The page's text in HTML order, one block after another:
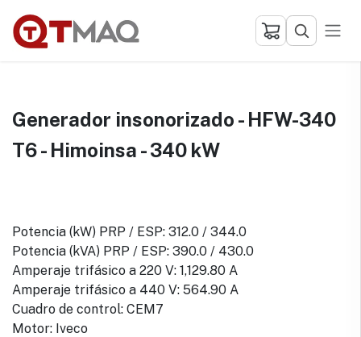
Generador insonorizado - HFW-340
T6 - Himoinsa - 340 kW
Potencia (kW) PRP / ESP: 312.0 / 344.0
Potencia (kVA) PRP / ESP: 390.0 / 430.0
Amperaje trifásico a 220 V: 1,129.80 A
Amperaje trifásico a 440 V: 564.90 A
Cuadro de control: CEM7
Motor: Iveco